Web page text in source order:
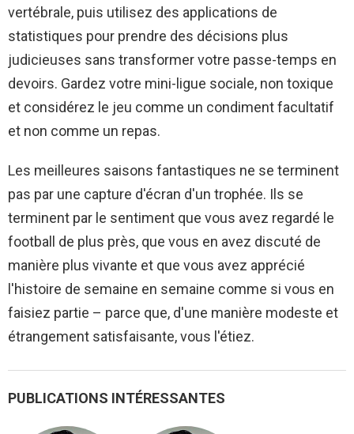
vertébrale, puis utilisez des applications de
statistiques pour prendre des décisions plus
judicieuses sans transformer votre passe-temps en
devoirs. Gardez votre mini-ligue sociale, non toxique
et considérez le jeu comme un condiment facultatif
et non comme un repas.
Les meilleures saisons fantastiques ne se terminent
pas par une capture d'écran d'un trophée. Ils se
terminent par le sentiment que vous avez regardé le
football de plus près, que vous en avez discuté de
manière plus vivante et que vous avez apprécié
l'histoire de semaine en semaine comme si vous en
faisiez partie – parce que, d'une manière modeste et
étrangement satisfaisante, vous l'étiez.
PUBLICATIONS INTÉRESSANTES